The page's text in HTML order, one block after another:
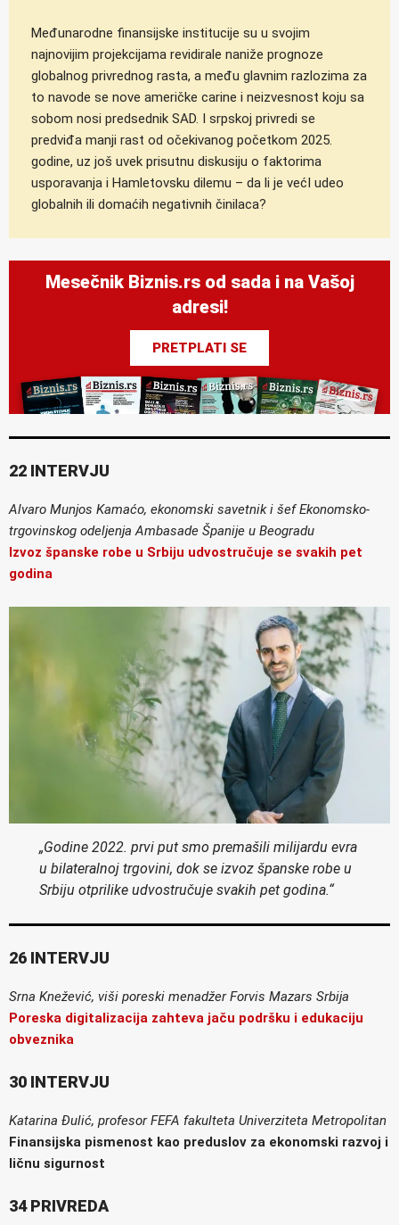
Međunarodne finansijske institucije su u svojim
najnovijim projekcijama revidirale naniže prognoze
globalnog privrednog rasta, a među glavnim razlozima za
to navode se nove američke carine i neizvesnost koju sa
sobom nosi predsednik SAD. I srpskoj privredi se
predviđa manji rast od očekivanog početkom 2025.
godine, uz još uvek prisutnu diskusiju o faktorima
usporavanja i Hamletovsku dilemu – da li je većI udeo
globalnih ili domaćih negativnih činilaca?
Mesečnik Biznis.rs od sada i na Vašoj
adresi!
PRETPLATI SE
22 INTERVJU
Alvaro Munjos Kamaćo, ekonomski savetnik i šef Ekonomsko-
trgovinskog odeljenja Ambasade Španije u Beogradu
Izvoz španske robe u Srbiju udvostručuje se svakih pet
godina
„Godine 2022. prvi put smo premašili milijardu evra
u bilateralnoj trgovini, dok se izvoz španske robe u
Srbiju otprilike udvostručuje svakih pet godina.“
26 INTERVJU
Srna Knežević, viši poreski menadžer Forvis Mazars Srbija
Poreska digitalizacija zahteva jaču podršku i edukaciju
obveznika
30 INTERVJU
Katarina Đulić, profesor FEFA fakulteta Univerziteta Metropolitan
Finansijska pismenost kao preduslov za ekonomski razvoj i
ličnu sigurnost
34 PRIVREDA